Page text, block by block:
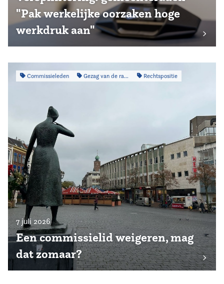
"Pak werkelijke oorzaken hoge
werkdruk aan"
Commissieleden Gezag van de raad Rechtspositie
7 juli 2026
Een commissielid weigeren, mag
dat zomaar?